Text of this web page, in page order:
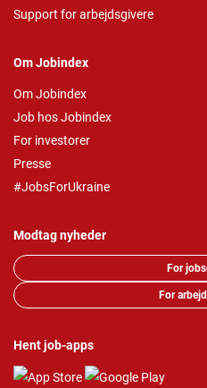
Support for arbejdsgivere
Om Jobindex
Om Jobindex
Job hos Jobindex
For investorer
Presse
#JobsForUkraine
Modtag nyheder
For
For
Hent job-apps